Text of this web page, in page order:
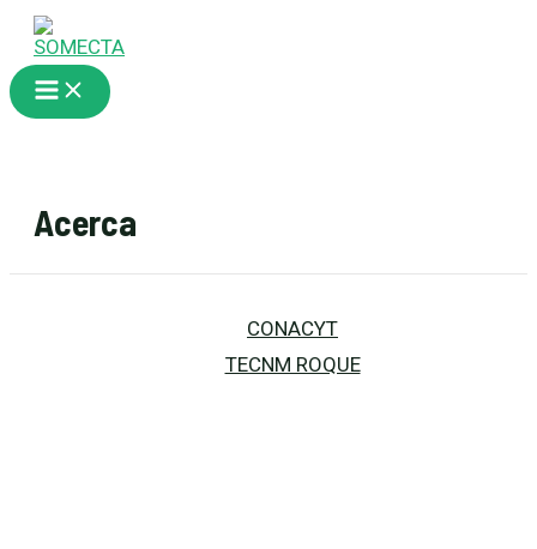
contenido
Main
Menu
Acerca
CONACYT
TECNM ROQUE